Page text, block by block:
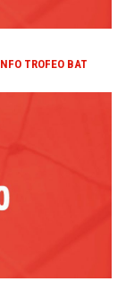
TROFEO BAT